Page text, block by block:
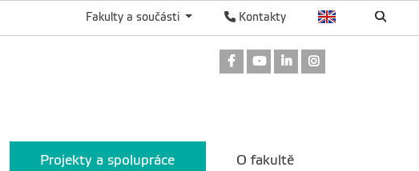
Kontakty
Fakulty a součásti
Odkaz na Facebook
Odkaz na Youtube
Odkaz na LinkedIn
Projekty a spolupráce O fakultě